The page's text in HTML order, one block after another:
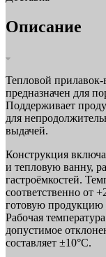
Описание
Тепловой прилавок-
предназначен для
Поддерживает
для
выдачей.
Конструкция
и тепловую ванну,
гастроёмкостей.
соответственно от
готовую продукцию
Рабочая
допустимое
составляет ±10°С.